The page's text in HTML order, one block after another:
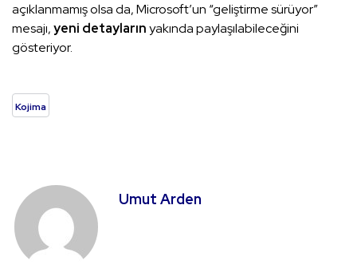
açıklanmamış olsa da, Microsoft’un “geliştirme sürüyor”
mesajı,yeni detaylarınyakında paylaşılabileceğini
gösteriyor.
Kojima
Umut Arden